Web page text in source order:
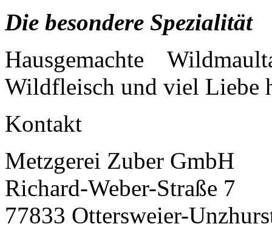
Die besondere Spezialität
Hausgemachte
Wildfleisch und viel Liebe
Kontakt
Metzgerei Zuber GmbH
Richard-Weber-Straße 7
77833 Ottersweier-